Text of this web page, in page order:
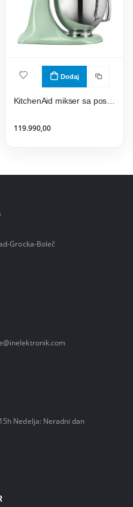
Dodaj
119.990,00
Grocka-Boleč
Nedelja: Neradni dan